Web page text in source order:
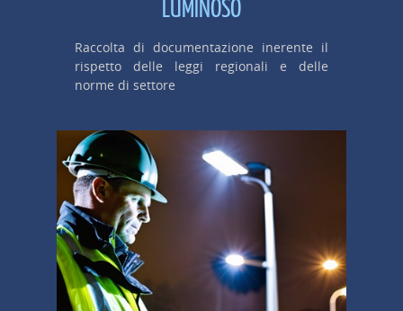
LUMINOSO
Raccolta di documentazione inerente il
rispetto delle leggi regionali e delle
norme di settore